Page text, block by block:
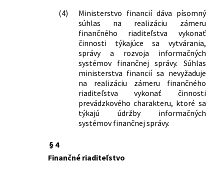
(4)
Ministerstvo financií dáva písomný
súhlas na realizáciu zámeru
finančného riaditeľstva vykonať
činnosti týkajúce sa vytvárania,
správy a rozvoja informačných
systémov finančnej správy. Súhlas
ministerstva financií sa nevyžaduje
na realizáciu zámeru finančného
riaditeľstva vykonať činnosti
prevádzkového charakteru, ktoré sa
týkajú údržby informačných
systémov finančnej správy.
§ 4
Finančné riaditeľstvo